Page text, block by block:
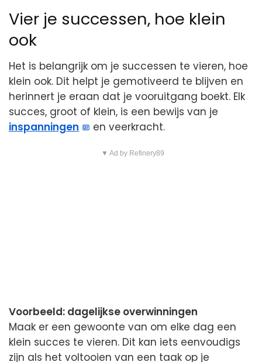
Vier je successen, hoe klein
ook
Het is belangrijk om je successen te vieren, hoe
klein ook. Dit helpt je gemotiveerd te blijven en
herinnert je eraan dat je vooruitgang boekt. Elk
succes, groot of klein, is een bewijs van je
inspanningen
en veerkracht.
▼ Ad by Refinery89
Voorbeeld: dagelijkse overwinningen
Maak er een gewoonte van om elke dag een
klein succes te vieren. Dit kan iets eenvoudigs
zijn als het voltooien van een taak op je